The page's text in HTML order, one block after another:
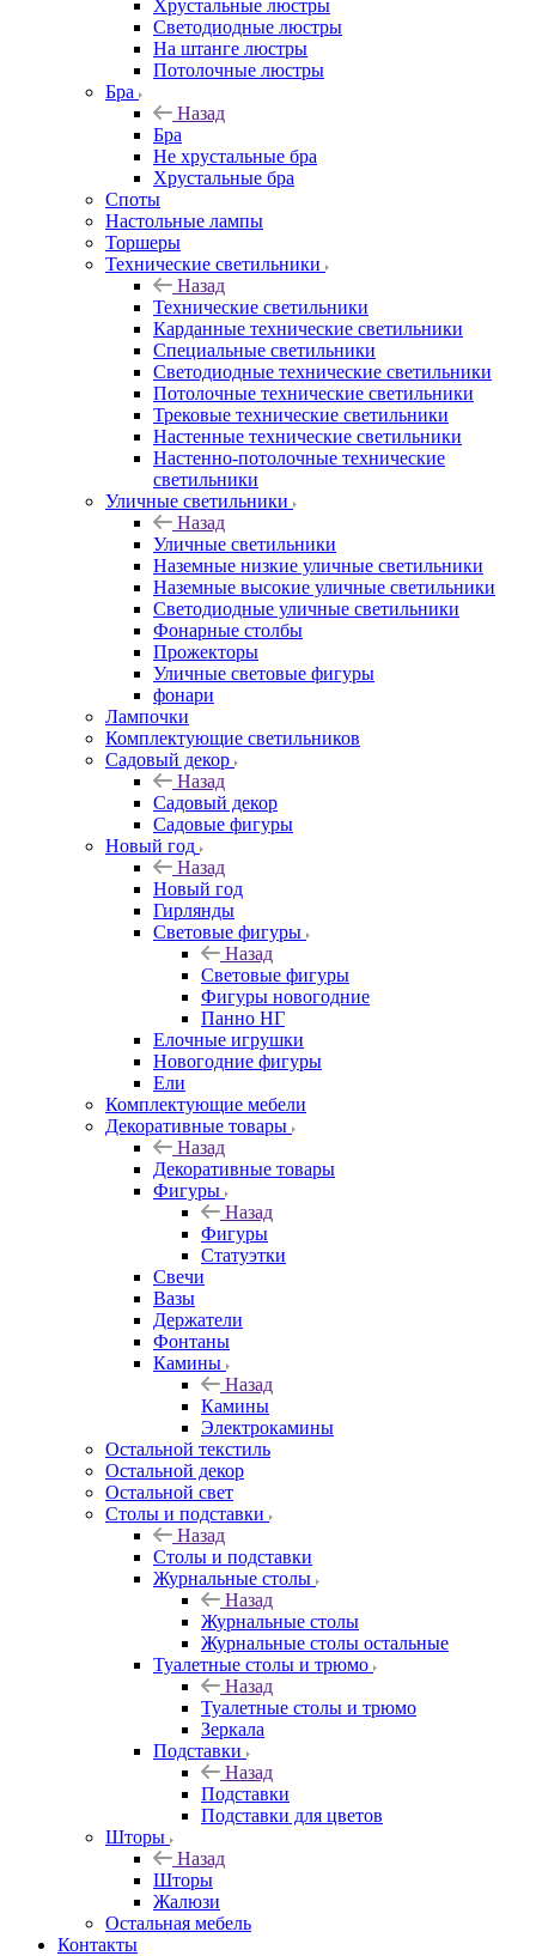
Хрустальные люстры
Светодиодные люстры
На штанге люстры
Потолочные люстры
Бра
Назад
Бра
Не хрустальные бра
Хрустальные бра
Споты
Настольные лампы
Торшеры
Технические светильники
Назад
Технические светильники
Карданные технические светильники
Специальные светильники
Светодиодные технические светильники
Потолочные технические светильники
Трековые технические светильники
Настенные технические светильники
Настенно-потолочные технические
светильники
Уличные светильники
Назад
Уличные светильники
Наземные низкие уличные светильники
Наземные высокие уличные светильники
Светодиодные уличные светильники
Фонарные столбы
Прожекторы
Уличные световые фигуры
фонари
Лампочки
Комплектующие светильников
Садовый декор
Назад
Садовый декор
Садовые фигуры
Новый год
Назад
Новый год
Гирлянды
Световые фигуры
Назад
Световые фигуры
Фигуры новогодние
Панно НГ
Елочные игрушки
Новогодние фигуры
Ели
Комплектующие мебели
Декоративные товары
Назад
Декоративные товары
Фигуры
Назад
Фигуры
Статуэтки
Свечи
Вазы
Держатели
Фонтаны
Камины
Назад
Камины
Электрокамины
Остальной текстиль
Остальной декор
Остальной свет
Столы и подставки
Назад
Столы и подставки
Журнальные столы
Назад
Журнальные столы
Журнальные столы остальные
Туалетные столы и трюмо
Назад
Туалетные столы и трюмо
Зеркала
Подставки
Назад
Подставки
Подставки для цветов
Шторы
Назад
Шторы
Жалюзи
Остальная мебель
Контакты